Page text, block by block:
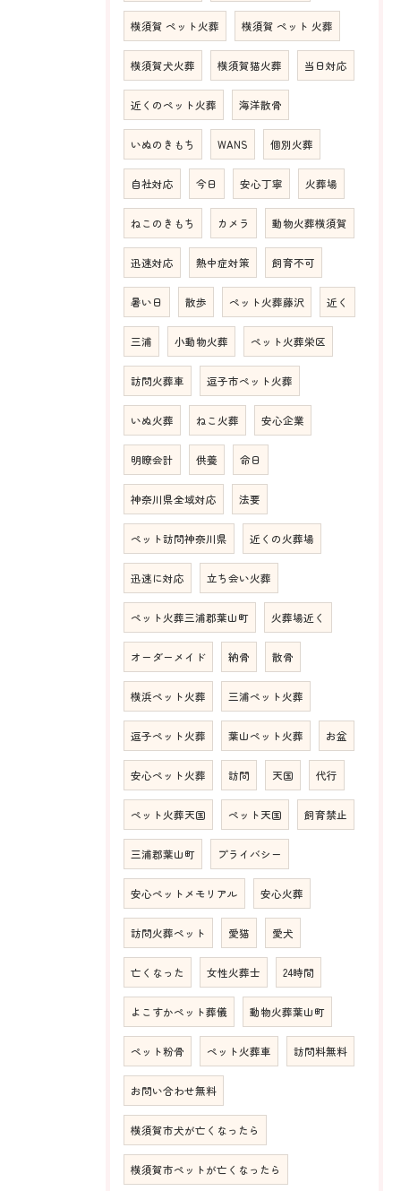
横須賀 ペット火葬 横須賀 ペット 火葬
横須賀犬火葬 横須賀猫火葬 当日対応
近くのペット火葬 海洋散骨
いぬのきもち WANS 個別火葬
自社対応 今日 安心丁寧 火葬場
ねこのきもち カメラ 動物火葬横須賀
迅速対応 熱中症対策 飼育不可
暑い日 散歩 ペット火葬藤沢 近く
三浦 小動物火葬 ペット火葬栄区
訪問火葬車 逗子市ペット火葬
いぬ火葬 ねこ火葬 安心企業
明瞭会計 供養 命日
神奈川県全域対応 法要
ペット訪問神奈川県 近くの火葬場
迅速に対応 立ち会い火葬
ペット火葬三浦郡葉山町 火葬場近く
オーダーメイド 納骨 散骨
横浜ペット火葬 三浦ペット火葬
逗子ペット火葬 葉山ペット火葬 お盆
安心ペット火葬 訪問 天国 代行
ペット火葬天国 ペット天国 飼育禁止
三浦郡葉山町 プライバシー
安心ペットメモリアル 安心火葬
訪問火葬ペット 愛猫 愛犬
亡くなった 女性火葬士 24時間
よこすかペット葬儀 動物火葬葉山町
ペット粉骨 ペット火葬車 訪問料無料
お問い合わせ無料
横須賀市犬が亡くなったら
横須賀市ペットが亡くなったら